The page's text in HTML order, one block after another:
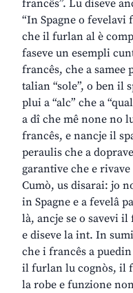
francês”. Lu diseve
“In Spagne o
che il furlan al è
faseve un esempli
francês, che a samee
talian “sole”, o ben il
plui a “alc” che a
a dî che mê none no
francês, e nancje il
peraulis che a
garantive che e
Cumò, us disarai: jo
in Spagne e a fevelâ
là, ancje se o savevi
e diseve la int. In
che i francês a
il furlan lu cognòs, il
la robe e funzione